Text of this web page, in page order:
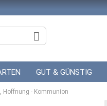
GUT & GÜNSTIG
Hoffnung - Kommunion